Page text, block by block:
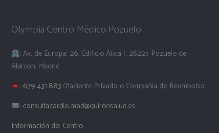
Olympia Centro Médico Pozuelo
: Av. de Europa, 26, Edificio Ática 1, 28224 Pozuelo de
Alarcón, Madrid
: 679 431 883 (Paciente Privado o Compañía de Reembolso
: consultacardio.mad@quironsalud.es
Información del Centro